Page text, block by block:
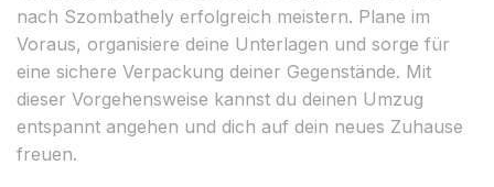
nach Szombathely erfolgreich meistern. Plane im
Voraus, organisiere deine Unterlagen und sorge für
eine sichere Verpackung deiner Gegenstände. Mit
dieser Vorgehensweise kannst du deinen Umzug
entspannt angehen und dich auf dein neues Zuhause
freuen.